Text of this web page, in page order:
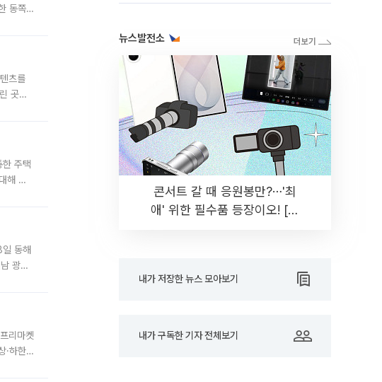
동쪽
츠를
곳은
한 주택
해 정
동해
광양
리마켓
·하한
뉴스발전소
콘서트 갈 때 응원봉만?⋯'최
애' 위한 필수품 등장이오! [솔
내가 저장한 뉴스 모아보기
내가 구독한 기자 전체보기